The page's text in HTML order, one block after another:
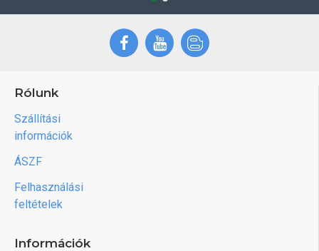
Rólunk
Szállítási
információk
ÁSZF
Felhasználási
feltételek
Információk